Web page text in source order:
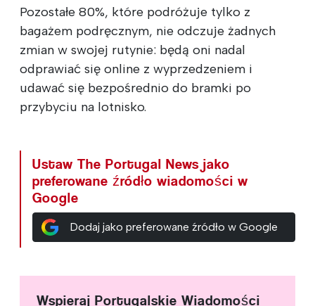
Pozostałe 80%, które podróżuje tylko z
bagażem podręcznym, nie odczuje żadnych
zmian w swojej rutynie: będą oni nadal
odprawiać się online z wyprzedzeniem i
udawać się bezpośrednio do bramki po
przybyciu na lotnisko.
Ustaw The Portugal News jako
preferowane źródło wiadomości w
Google
Dodaj jako preferowane źródło w Google
Wspieraj Portugalskie Wiadomości